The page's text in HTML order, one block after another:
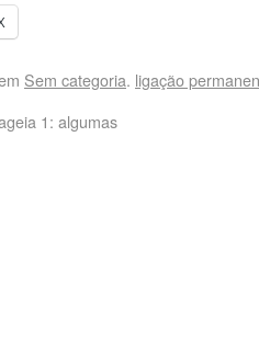
Sem categoria. ligação
1: algumas